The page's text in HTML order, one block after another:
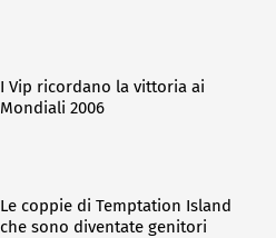
I Vip ricordano la vittoria ai
Mondiali 2006
Le coppie di Temptation Island
che sono diventate genitori